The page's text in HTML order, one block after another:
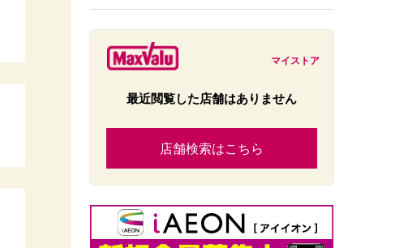
マイストア
最近閲覧した店舗はありません
店舗検索はこちら